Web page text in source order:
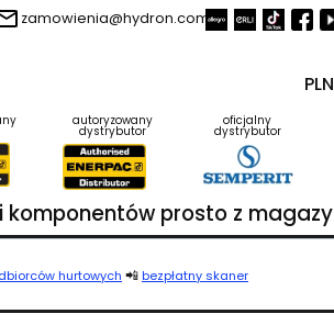
zamowienia@hydron.com.pl
PLN
autoryzowany
dystrybutor
oficjalny
dystrybutor
komponentów prosto z
hurtowych 📲 bezpłatny skaner